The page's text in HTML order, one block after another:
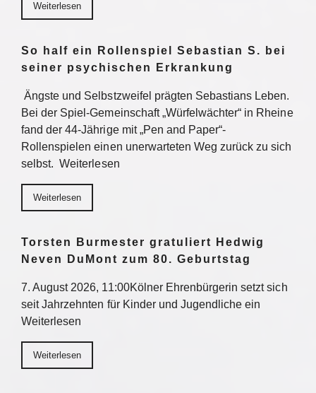
Weiterlesen
So half ein Rollenspiel Sebastian S. bei
seiner psychischen Erkrankung
Ängste und Selbstzweifel prägten Sebastians Leben.
Bei der Spiel-Gemeinschaft „Würfelwächter“ in Rheine
fand der 44-Jährige mit „Pen and Paper“-
Rollenspielen einen unerwarteten Weg zurück zu sich
selbst. Weiterlesen
Weiterlesen
Torsten Burmester gratuliert Hedwig
Neven DuMont zum 80. Geburtstag
7. August 2026, 11:00Kölner Ehrenbürgerin setzt sich
seit Jahrzehnten für Kinder und Jugendliche ein
Weiterlesen
Weiterlesen